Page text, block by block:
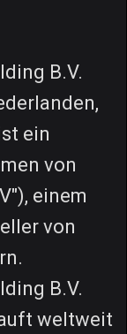
B.V.
ein
von
einem
von
B.V.
weltweit